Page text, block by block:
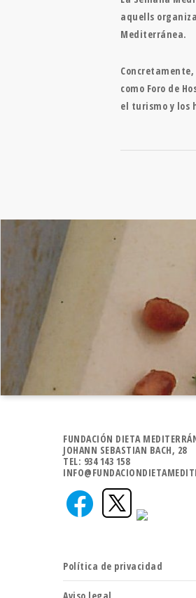
aquells
Mediterránea.
como Foro de
el turismo y los
FUNDACIÓN DIETA
JOHANN SEBASTIAN BACH, 28
TEL: 934 143 158
Política de privacidad